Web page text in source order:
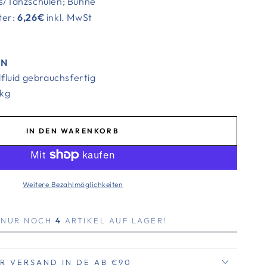
6,26€ inkl. MwSt
gebrauchsfertig
IN DEN WARENKORB
Weitere Bezahlmöglichkeiten
NOCH 4 ARTIKEL AUF LAGER!
VERSAND IN DE AB €90